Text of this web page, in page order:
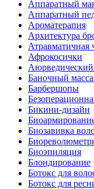
Аппаратный
Аппаратный
Ароматерапия
Архитектура
Атравматичная
Афрокосички
Баночный
Барбершопы
Бикини-дизайн
Биозавивка
Биоэпиляция
Блондирование
Ботокс для
Ботокс для